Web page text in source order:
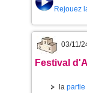
Rejouez
03/11/
Festival
la partie